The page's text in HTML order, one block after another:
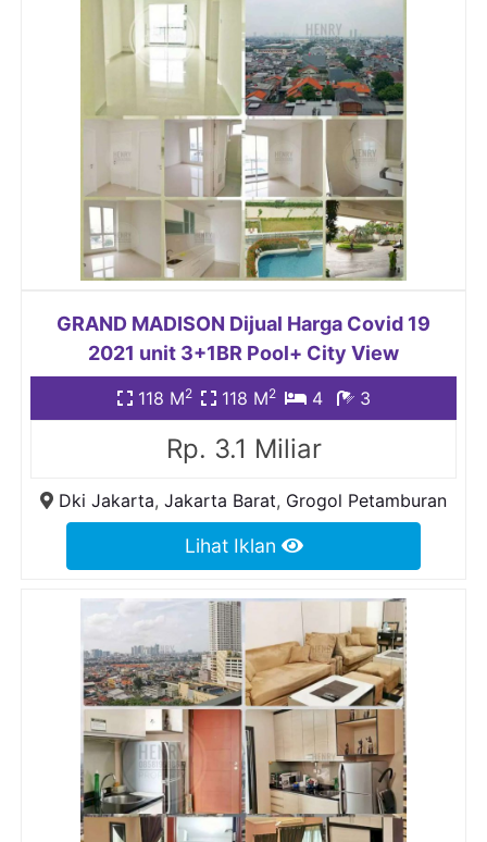
GRAND MADISON Dijual Harga Covid 19
2021 unit 3+1BR Pool+ City View
118 M2 118 M2 4 3
Rp. 3.1 Miliar
Dki Jakarta, Jakarta Barat, Grogol Petamburan
Lihat Iklan